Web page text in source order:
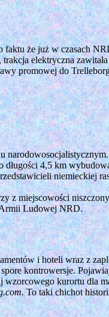
że już w czasach
elektryczna
promowej do
narodowosocjalistycznym.
4,5 km
niemieckiej
z miejscowości
Armii Ludowej NRD.
i hoteli wraz z
kontrowersje.
kurortu dla
To taki chichot